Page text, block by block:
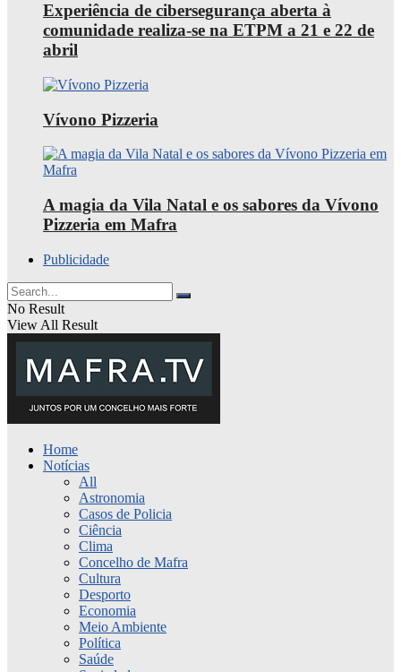
Experiência de cibersegurança aberta à
comunidade realiza-se na ETPM a 21 e 22 de
abril
Vívono Pizzeria
A magia da Vila Natal e os sabores da Vívono
Pizzeria em Mafra
Publicidade
No Result
View All Result
Home
Notícias
All
Astronomia
Casos de Policia
Ciência
Clima
Concelho de Mafra
Cultura
Desporto
Economia
Meio Ambiente
Política
Saúde